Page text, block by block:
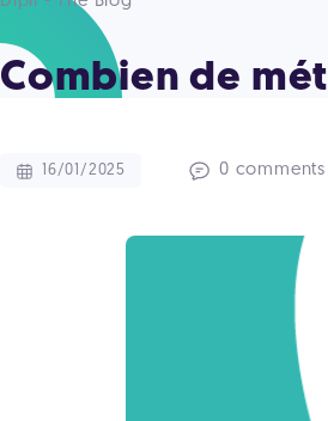
Combien de
16/01/2025 0 comments